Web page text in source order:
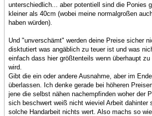
unterschiedlich... aber potentiell sind die Ponies
kleiner als 40cm (wobei meine normalgroßen
haben würden).
Und "unverschämt" werden deine Preise sicher
disktutiert was angäblich zu teuer ist und was
einfach dass hier größtenteils wenn überhaupt
wird.
Gibt die ein oder andere Ausnahme, aber im
überlassen. Ich denke gerade bei höheren
jene die selbst nähen nachempfinden woher der
sich beschwert weiß nicht wieviel Arbeit dahinter
solche Handarbeit nichts wert. Also machs so